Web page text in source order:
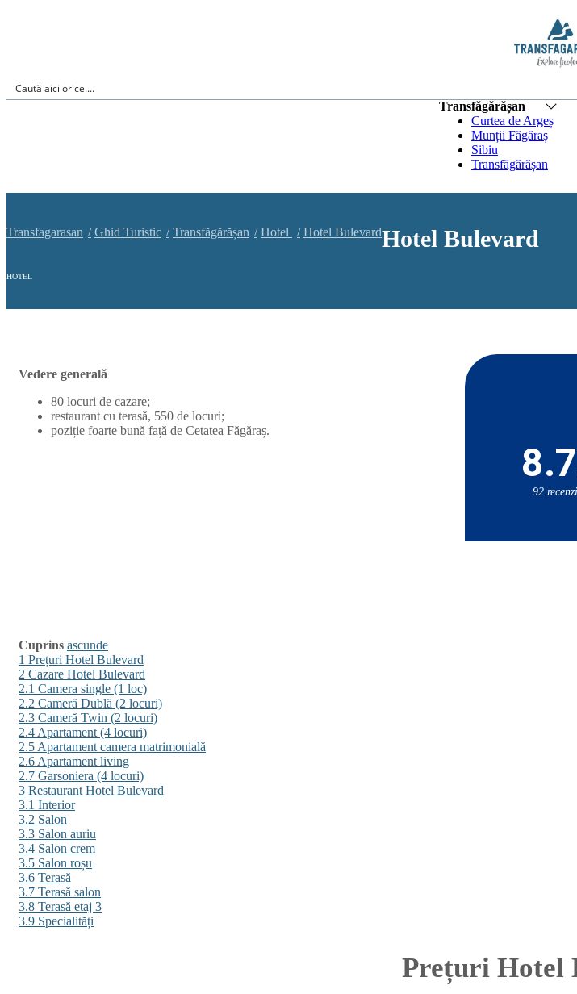
Transfăgărășan
Curtea de Argeș
Munții Făgăraș
Sibiu
Transfăgărășan
Transfagarasan Ghid Turistic Transfăgărășan Hotel Hotel BulevardHotel Bulevard
HOTEL
Vedere generală
80 locuri de cazare;
restaurant cu terasă, 550 de locuri;
poziție foarte bună față de Cetatea Făgăraș.
92
Cuprins ascunde
1 Prețuri Hotel Bulevard
2 Cazare Hotel Bulevard
2.1 Camera single (1 loc)
2.2 Cameră Dublă (2 locuri)
2.3 Cameră Twin (2 locuri)
2.4 Apartament (4 locuri)
2.5 Apartament camera matrimonială
2.6 Apartament living
2.7 Garsoniera (4 locuri)
3 Restaurant Hotel Bulevard
3.1 Interior
3.2 Salon
3.3 Salon auriu
3.4 Salon crem
3.5 Salon roșu
3.6 Terasă
3.7 Terasă salon
3.8 Terasă etaj 3
3.9 Specialități
Prețuri Hotel